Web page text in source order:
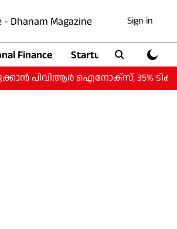
- Dhanam Magazine Sign in
Finance Startup
ഐനോക്‌സ്; 35% ടിക്കറ്റ്